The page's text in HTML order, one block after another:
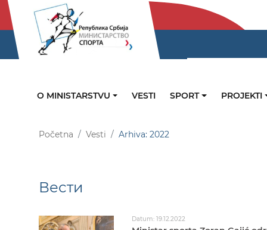
O MINISTARSTVU VESTI SPORT PROJEKTI
Početna Vesti Arhiva: 2022
Вести
Datum: 19.12.2022